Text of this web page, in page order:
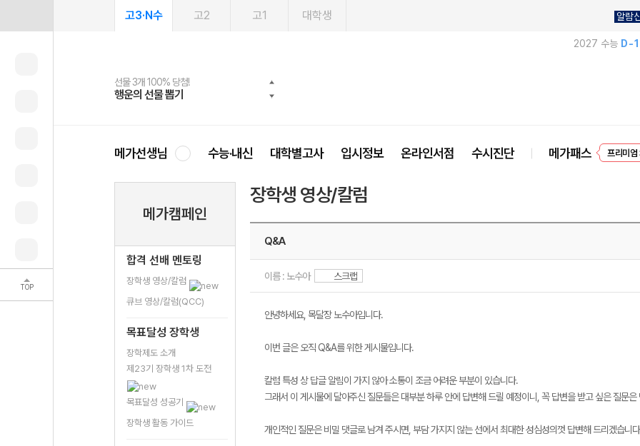
TOP
고3·N수 고2 고1 대학생 알람
2027 수능 D-
메가스터디
선물 3개 100% 당첨!
행운의 선물 뽑기
선물 100% 증정!
메가스터디 X 올리브
여름방학 스터디 캐시백
메가런 썸머스쿨
2027 러셀 단과
강사 공개선발
스마트러닝앱
설문 EVENT
메가패스
3일 무료 체험권
메가패스 수강생 무료혜택!
메가클럽 멤버십
사회공헌 캠페인
희망이룸 메가나눔
메가선생님 수능·내신 대학별고사 입시정보 온라인서점 수시진단 메가패스
프리미
메가캠페인
합격 선배 멘토링
장학생 영상/칼럼
큐브 영상/칼럼(QCC)
목표달성 장학생
장학제도 소개
제23기 장학생 1차 도전
목표달성 성공기
장학생 활동 가이드
장학생 영상/칼럼
Q&A
이름 : 노수아 스크랩
안녕하세요, 목달장 노수아입니다.
이번 글은 오직 Q&A를 위한 게시물입니다.
칼럼 특성 상 답글 알림이 가지 않아 소통이 조금 어려운 부분이 있습니다.
그래서 이 게시물에 달아주신 질문들은 대부분 하루 안에 답변해 드릴 예정이니, 꼭 답변을 받고 싶은 질문은
개인적인 질문은 비밀 댓글로 남겨 주시면, 부담 가지지 않는 선에서 최대한 성심성의껏 답변해 드리겠습니